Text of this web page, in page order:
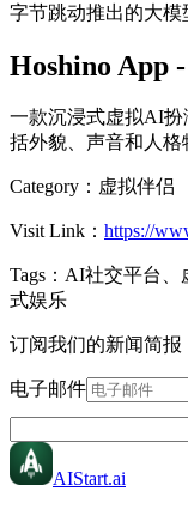
字节跳动推出的大
Hoshino App
一款沉浸式虚拟AI
括外貌、声音和人格
Category： 虚拟伴侣
Visit Link： https://
Tags： AI社交平台、
式娱乐
订阅我们的新闻简报
电子邮件
AIStart.ai